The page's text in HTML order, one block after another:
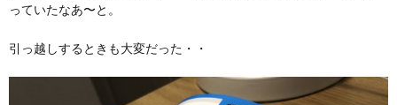
っていたなあ〜と。
引っ越しするときも大変だった・・